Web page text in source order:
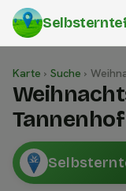
Karte › Suche ›